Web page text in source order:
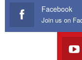
Facebook
Join us on